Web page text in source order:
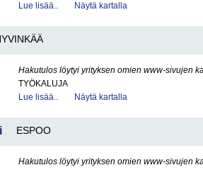
Lue lisää..
Näytä kartalla
Hakutulos löytyi yrityksen omien www-sivujen
TYÖKALUJA
Lue lisää..
Näytä kartalla
ESPOO
Hakutulos löytyi yrityksen omien www-sivujen